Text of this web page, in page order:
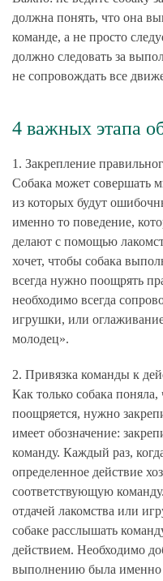
должна понять, что она
команде, а не просто
должно следовать за
не сопровождать все
4 важных этапа
1. Закрепление
Собака может совершать
из которых будут
именно то поведение,
делают с помощью
хочет, чтобы собака
всегда нужно поощрять
необходимо всегда
игрушки, или
молодец».
2. Привязка команды к
Как только собака
поощряется, нужно
имеет обозначение:
команду. Каждый раз,
определенное действие
соответствующую
отдачей лакомства или
собаке расслышать
действием. Необходимо
выполнению была именно